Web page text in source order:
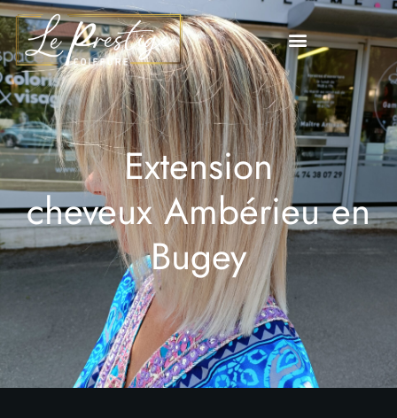
Extension
cheveux Ambérieu en
Bugey